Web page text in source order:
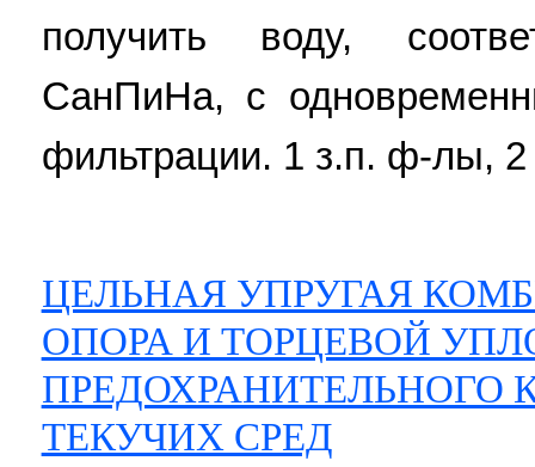
получить воду,
СанПиНа, с
фильтрации. 1 з.п. ф-лы, 2
ЦЕЛЬНАЯ УПРУГАЯ
ОПОРА И ТОРЦЕВОЙ
ПРЕДОХРАНИТЕЛЬНОГО
ТЕКУЧИХ СРЕД